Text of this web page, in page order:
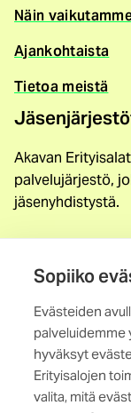
Sopiiko
Evästeiden
palveluidemme
hyväksyt
Erityisalojen
valita, mitä
Näin
Ajankohtaista
Tietoa meistä
Akavan
palvelujärjestö,
jäsenyhdistystä.
Yhteystiedot
Maistraatinportti
00240 Helsinki
Kaikki